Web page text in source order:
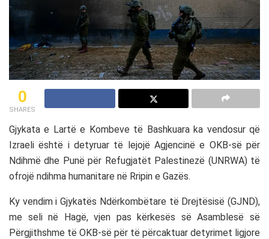
0
SHARES
Gjykata e Lartë e Kombeve të Bashkuara ka vendosur që
Izraeli është i detyruar të lejojë Agjencinë e OKB-së për
Ndihmë dhe Punë për Refugjatët Palestinezë (UNRWA) të
ofrojë ndihma humanitare në Rripin e Gazës.
Ky vendim i Gjykatës Ndërkombëtare të Drejtësisë (GJND),
me seli në Hagë, vjen pas kërkesës së Asamblesë së
Përgjithshme të OKB-së për të përcaktuar detyrimet ligjore